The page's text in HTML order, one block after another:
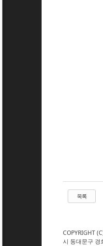
목록
COPYRIGHT
시 동대문구 경